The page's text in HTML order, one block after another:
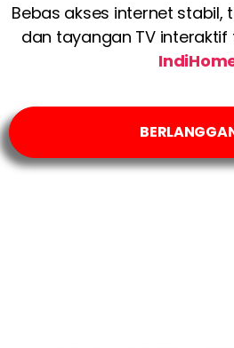
Bebas akses internet stabil,
dan tayangan TV